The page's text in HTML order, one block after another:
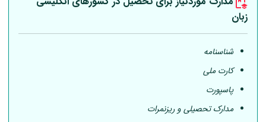
زبان
شناسنامه
کارت ملی
پاسپورت
مدارک تحصیلی و ریزنمرات